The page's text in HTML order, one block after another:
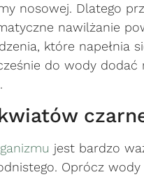
nosowej. Dlatego
nawilżanie
które napełnia
do wody dodać
jest bardzo
Oprócz